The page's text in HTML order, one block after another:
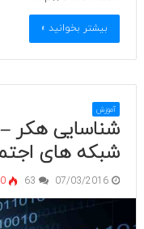
بیشتر بخوانید »
آموزش
شناسایی هکر
شبکه های
07/03/2016
63